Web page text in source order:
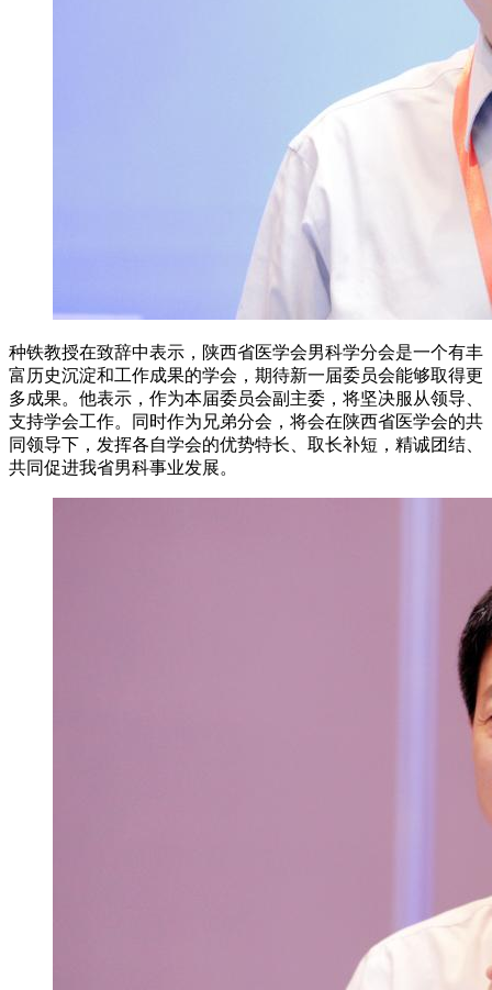
种铁教授在致辞中表示，陕西省医学会男科学分会是一个有丰
富历史沉淀和工作成果的学会，期待新一届委员会能够取得更
多成果。他表示，作为本届委员会副主委，将坚决服从领导、
支持学会工作。同时作为兄弟分会，将会在陕西省医学会的共
同领导下，发挥各自学会的优势特长、取长补短，精诚团结、
共同促进我省男科事业发展。